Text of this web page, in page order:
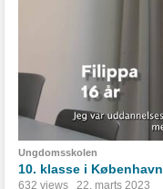
Ungdomsskolen
10. klasse i København
632 views 22. marts 2023